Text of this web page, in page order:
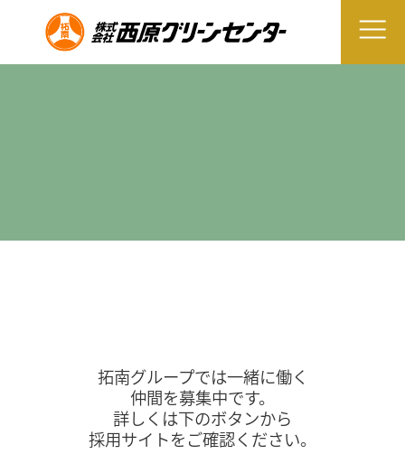
拓南グループでは一緒に働く
仲間を募集中です。
詳しくは下のボタンから
採用サイトをご確認ください。